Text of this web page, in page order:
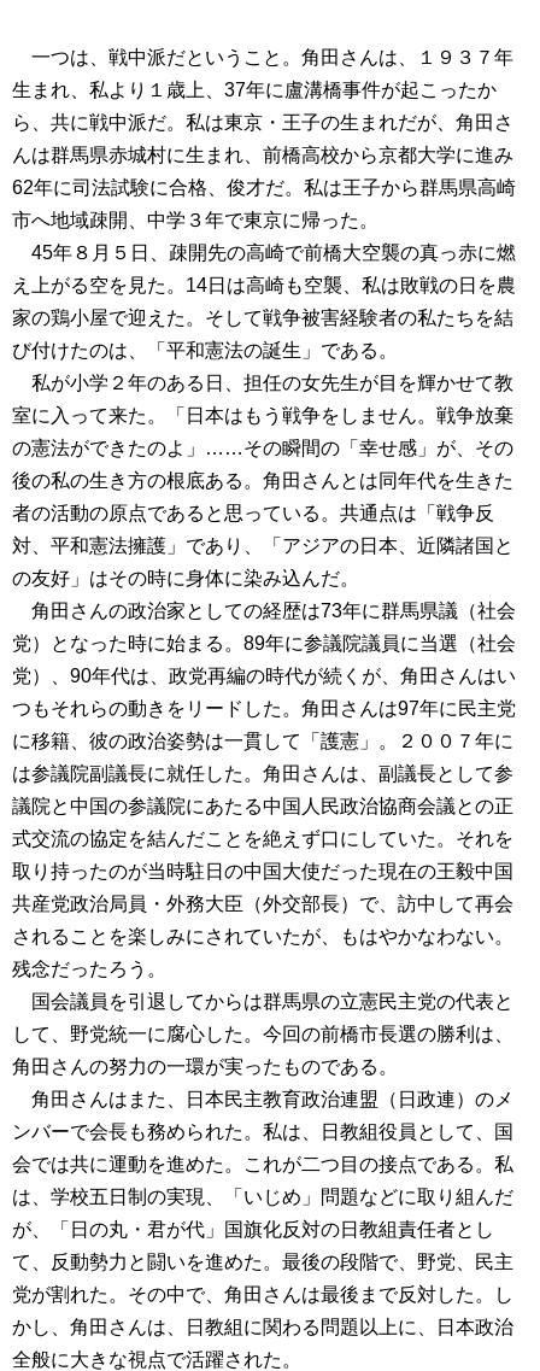
一つは、戦中派だということ。角田さんは、１９３７年
生まれ、私より１歳上、37年に盧溝橋事件が起こったか
ら、共に戦中派だ。私は東京・王子の生まれだが、角田さ
んは群馬県赤城村に生まれ、前橋高校から京都大学に進み
62年に司法試験に合格、俊才だ。私は王子から群馬県高崎
市へ地域疎開、中学３年で東京に帰った。
45年８月５日、疎開先の高崎で前橋大空襲の真っ赤に燃
え上がる空を見た。14日は高崎も空襲、私は敗戦の日を農
家の鶏小屋で迎えた。そして戦争被害経験者の私たちを結
び付けたのは、「平和憲法の誕生」である。
私が小学２年のある日、担任の女先生が目を輝かせて教
室に入って来た。「日本はもう戦争をしません。戦争放棄
の憲法ができたのよ」……その瞬間の「幸せ感」が、その
後の私の生き方の根底ある。角田さんとは同年代を生きた
者の活動の原点であると思っている。共通点は「戦争反
対、平和憲法擁護」であり、「アジアの日本、近隣諸国と
の友好」はその時に身体に染み込んだ。
角田さんの政治家としての経歴は73年に群馬県議（社会
党）となった時に始まる。89年に参議院議員に当選（社会
党）、90年代は、政党再編の時代が続くが、角田さんはい
つもそれらの動きをリードした。角田さんは97年に民主党
に移籍、彼の政治姿勢は一貫して「護憲」。２００７年に
は参議院副議長に就任した。角田さんは、副議長として参
議院と中国の参議院にあたる中国人民政治協商会議との正
式交流の協定を結んだことを絶えず口にしていた。それを
取り持ったのが当時駐日の中国大使だった現在の王毅中国
共産党政治局員・外務大臣（外交部長）で、訪中して再会
されることを楽しみにされていたが、もはやかなわない。
残念だったろう。
国会議員を引退してからは群馬県の立憲民主党の代表と
して、野党統一に腐心した。今回の前橋市長選の勝利は、
角田さんの努力の一環が実ったものである。
角田さんはまた、日本民主教育政治連盟（日政連）のメ
ンバーで会長も務められた。私は、日教組役員として、国
会では共に運動を進めた。これが二つ目の接点である。私
は、学校五日制の実現、「いじめ」問題などに取り組んだ
が、「日の丸・君が代」国旗化反対の日教組責任者とし
て、反動勢力と闘いを進めた。最後の段階で、野党、民主
党が割れた。その中で、角田さんは最後まで反対した。し
かし、角田さんは、日教組に関わる問題以上に、日本政治
全般に大きな視点で活躍された。